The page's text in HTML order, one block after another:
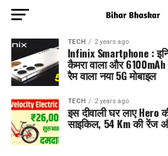
TECH 2 years ago
Infinix Smartphone :
कैमरा वाला और
रैम वाला नया 5G मोबाइल
TECH 2 years ago
इस दीवाली घर लाए Hero
साइकिल, 54 Km की रेंज